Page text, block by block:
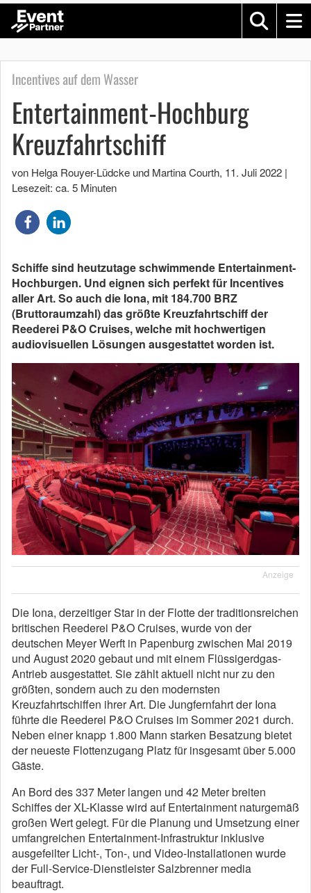
Incentives auf dem Wasser
Entertainment-Hochburg
Kreuzfahrtschiff
von Helga Rouyer-Lüdcke und Martina Courth, 11. Juli 2022 |
Lesezeit: ca. 5 Minuten
Schiffe sind heutzutage schwimmende Entertainment-
Hochburgen. Und eignen sich perfekt für Incentives
aller Art. So auch die Iona, mit 184.700 BRZ
(Bruttoraumzahl) das größte Kreuzfahrtschiff der
Reederei P&O Cruises, welche mit hochwertigen
audiovisuellen Lösungen ausgestattet worden ist.
Anzeige
Die Iona, derzeitiger Star in der Flotte der traditionsreichen
britischen Reederei P&O Cruises, wurde von der
deutschen Meyer Werft in Papenburg zwischen Mai 2019
und August 2020 gebaut und mit einem Flüssigerdgas-
Antrieb ausgestattet. Sie zählt aktuell nicht nur zu den
größten, sondern auch zu den modernsten
Kreuzfahrtschiffen ihrer Art. Die Jungfernfahrt der Iona
führte die Reederei P&O Cruises im Sommer 2021 durch.
Neben einer knapp 1.800 Mann starken Besatzung bietet
der neueste Flottenzugang Platz für insgesamt über 5.000
Gäste.
An Bord des 337 Meter langen und 42 Meter breiten
Schiffes der XL-Klasse wird auf Entertainment naturgemäß
großen Wert gelegt. Für die Planung und Umsetzung einer
umfangreichen Entertainment-Infrastruktur inklusive
ausgefeilter Licht-, Ton-, und Video-Installationen wurde
der Full-Service-Dienstleister Salzbrenner media
beauftragt.